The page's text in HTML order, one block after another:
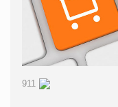
911